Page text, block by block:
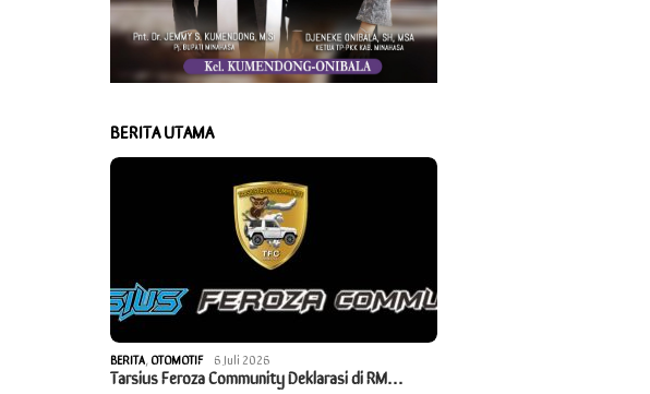
BERITA UTAMA
BERITA,OTOMOTIF 6 Juli 2026
Tarsius Feroza Community Deklarasi di RM…